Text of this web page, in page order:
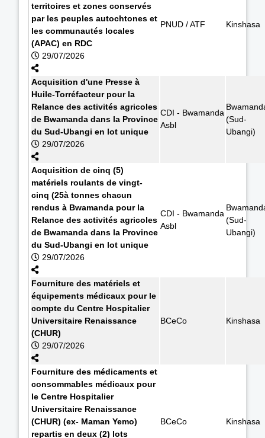
territoires et zones conservés
par les peuples autochtones et
les communautés locales
(APAC) en RDC
29/07/2026
PNUD / ATF Kinshasa
Acquisition d'une Presse à
Huile-Torréfacteur pour la
Relance des activités agricoles
de Bwamanda dans la Province
du Sud-Ubangi en lot unique
29/07/2026
CDI - Bwamanda
Asbl
(Sud-
Ubangi)
Acquisition de cinq (5)
matériels roulants de vingt-
cinq (25à tonnes chacun
rendus à Bwamanda pour la
Relance des activités agricoles
de Bwamanda dans la Province
du Sud-Ubangi en lot unique
29/07/2026
CDI - Bwamanda
Asbl
(Sud-
Ubangi)
Fourniture des matériels et
équipements médicaux pour le
compte du Centre Hospitalier
Universitaire Renaissance
(CHUR)
29/07/2026
BCeCo Kinshasa
Fourniture des médicaments et
consommables médicaux pour
le Centre Hospitalier
Universitaire Renaissance
(CHUR) (ex- Maman Yemo)
repartis en deux (2) lots
BCeCo Kinshasa